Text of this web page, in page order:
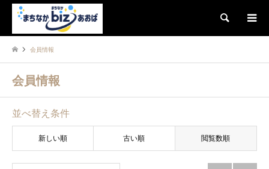
検索
会員情報
会員情報
並べ替え条件
新しい順 古い順 閲覧数順